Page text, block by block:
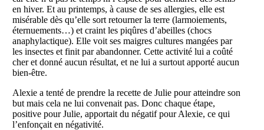
en hiver. Et au printemps, à cause de ses allergies, elle est
misérable dès qu’elle sort retourner la terre (larmoiements,
éternuements…) et craint les piqûres d’abeilles (chocs
anaphylactique). Elle voit ses maigres cultures mangées par
les insectes et finit par abandonner. Cette activité lui a coûté
cher et donné aucun résultat, et ne lui a surtout apporté aucun
bien-être.
Alexie a tenté de prendre la recette de Julie pour atteindre son
but mais cela ne lui convenait pas. Donc chaque étape,
positive pour Julie, apportait du négatif pour Alexie, ce qui
l’enfonçait en négativité.